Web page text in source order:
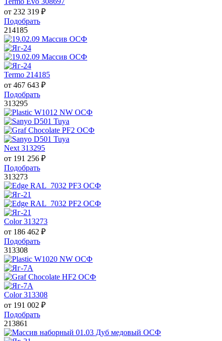
от 232 319 ₽
Подобрать
214185
Termo 214185
от 467 643 ₽
Подобрать
313295
Next 313295
от 191 256 ₽
Подобрать
313273
Color 313273
от 186 462 ₽
Подобрать
313308
Color 313308
от 191 002 ₽
Подобрать
213861